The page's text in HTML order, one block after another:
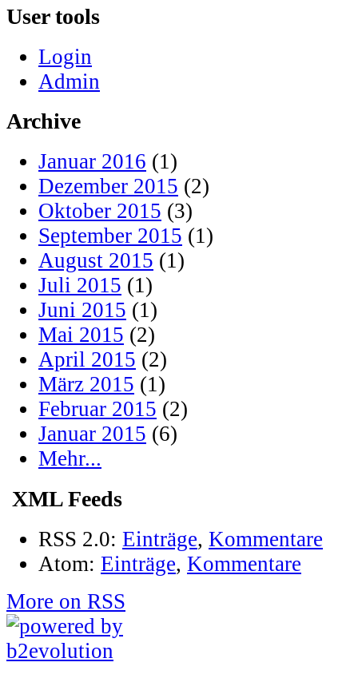
User tools
Login
Admin
Archive
Januar 2016 (1)
Dezember 2015 (2)
Oktober 2015 (3)
September 2015 (1)
August 2015 (1)
Juli 2015 (1)
Juni 2015 (1)
Mai 2015 (2)
April 2015 (2)
März 2015 (1)
Februar 2015 (2)
Januar 2015 (6)
Mehr...
XML Feeds
RSS 2.0: Einträge, Kommentare
Atom: Einträge, Kommentare
More on RSS